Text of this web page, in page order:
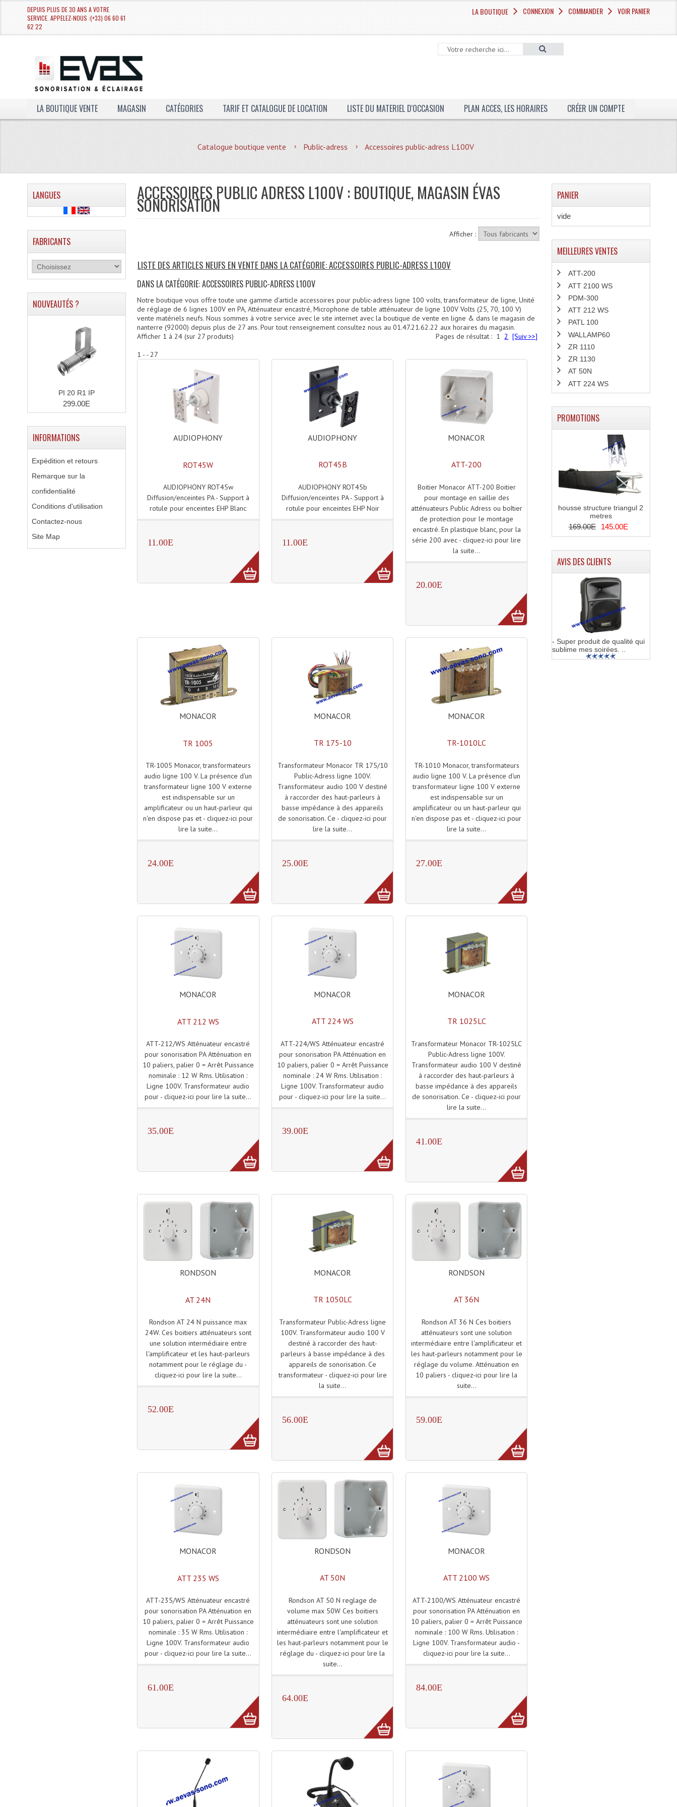
DEPUIS PLUS DE 30 ANS A VOTRE
SERVICE. APPELEZ-NOUS :(+33) 06 60 61
62 22
LA BOUTIQUE CONNEXION COMMANDER VOIR PANIER
LA BOUTIQUE VENTE MAGASIN CATÉGORIES TARIF ET CATALOGUE DE LOCATION LISTE DU MATERIEL D'OCCASION PLAN ACCES, LES HORAIRES CRÉER UN COMPTE
Catalogue boutique vente Public-adress Accessoires public-adress L100V
ACCESSOIRES PUBLIC ADRESS L100V : BOUTIQUE, MAGASIN ÉVAS
SONORISATION
Afficher :
LISTE DES ARTICLES NEUFS EN VENTE DANS LA CATÉGORIE: ACCESSOIRES PUBLIC-ADRESS L100V
DANS LA CATÉGORIE: ACCESSOIRES PUBLIC-ADRESS L100V
Notre boutique vous offre toute une gamme d'article accessoires pour public-adress ligne 100 volts, transformateur de ligne, Unité
de réglage de 6 lignes 100V en PA, Atténuateur encastré, Microphone de table atténuateur de ligne 100V Volts (25, 70, 100 V)
vente matériels neufs. Nous sommes à votre service avec le site internet avec la boutique de vente en ligne & dans le magasin de
nanterre (92000) depuis plus de 27 ans. Pour tout renseignement consultez nous au 01.47.21.62.22 aux horaires du magasin.
Pages de résultat : 1 2 [Suiv >>]
Afficher 1 à 24(sur 27produits)
1 - - 27
AUDIOPHONY
ROT45W
AUDIOPHONY ROT45w
Diffusion/enceintes PA - Support à
rotule pour enceintes EHP Blanc
11.00E
AUDIOPHONY
ROT45B
AUDIOPHONY ROT45b
Diffusion/enceintes PA - Support à
rotule pour enceintes EHP Noir
11.00E
MONACOR
ATT-200
Boitier Monacor ATT-200 Boitier
pour montage en saillie des
atténuateurs Public Adress ou boîtier
de protection pour le montage
encastré. En plastique blanc, pour la
série 200 avec - cliquez-ici pour lire
la suite...
20.00E
MONACOR
TR 1005
TR-1005 Monacor, transformateurs
audio ligne 100 V. La présence d'un
transformateur ligne 100 V externe
est indispensable sur un
amplificateur ou un haut-parleur qui
n'en dispose pas et - cliquez-ici pour
lire la suite...
24.00E
MONACOR
TR 175-10
Transformateur Monacor TR 175/10
Public-Adress ligne 100V.
Transformateur audio 100 V destiné
à raccorder des haut-parleurs à
basse impédance à des appareils
de sonorisation. Ce - cliquez-ici pour
lire la suite...
25.00E
MONACOR
TR-1010LC
TR-1010 Monacor, transformateurs
audio ligne 100 V. La présence d'un
transformateur ligne 100 V externe
est indispensable sur un
amplificateur ou un haut-parleur qui
n'en dispose pas et - cliquez-ici pour
lire la suite...
27.00E
MONACOR
ATT 212 WS
ATT-212/WS Atténuateur encastré
pour sonorisation PA Atténuation en
10 paliers, palier 0 = Arrêt Puissance
nominale : 12 W Rms. Utilisation :
Ligne 100V. Transformateur audio
pour - cliquez-ici pour lire la suite...
35.00E
MONACOR
ATT 224 WS
ATT-224/WS Atténuateur encastré
pour sonorisation PA Atténuation en
10 paliers, palier 0 = Arrêt Puissance
nominale : 24 W Rms. Utilisation :
Ligne 100V. Transformateur audio
pour - cliquez-ici pour lire la suite...
39.00E
MONACOR
TR 1025LC
Transformateur Monacor TR-1025LC
Public-Adress ligne 100V.
Transformateur audio 100 V destiné
à raccorder des haut-parleurs à
basse impédance à des appareils
de sonorisation. Ce - cliquez-ici pour
lire la suite...
41.00E
RONDSON
AT 24N
Rondson AT 24 N puissance max
24W. Ces boitiers atténuateurs sont
une solution intermédiaire entre
l'amplificateur et les haut-parleurs
notamment pour le réglage du -
cliquez-ici pour lire la suite...
52.00E
MONACOR
TR 1050LC
Transformateur Public-Adress ligne
100V. Transformateur audio 100 V
destiné à raccorder des haut-
parleurs à basse impédance à des
appareils de sonorisation. Ce
transformateur - cliquez-ici pour lire
la suite...
56.00E
RONDSON
AT 36N
Rondson AT 36 N Ces boitiers
atténuateurs sont une solution
intermédiaire entre l'amplificateur et
les haut-parleurs notamment pour le
réglage du volume. Atténuation en
10 paliers - cliquez-ici pour lire la
suite...
59.00E
MONACOR
ATT 235 WS
ATT-235/WS Atténuateur encastré
pour sonorisation PA Atténuation en
10 paliers, palier 0 = Arrêt Puissance
nominale : 35 W Rms. Utilisation :
Ligne 100V. Transformateur audio
pour - cliquez-ici pour lire la suite...
61.00E
RONDSON
AT 50N
Rondson AT 50 N reglage de
volume max 50W Ces boitiers
atténuateurs sont une solution
intermédiaire entre l'amplificateur et
les haut-parleurs notamment pour le
réglage du - cliquez-ici pour lire la
suite...
64.00E
MONACOR
ATT 2100 WS
ATT-2100/WS Atténuateur encastré
pour sonorisation PA Atténuation en
10 paliers, palier 0 = Arrêt Puissance
nominale : 100 W Rms. Utilisation :
Ligne 100V. Transformateur audio -
cliquez-ici pour lire la suite...
84.00E
LANGUES
FABRICANTS
NOUVEAUTÉS ?
PI 20 R1 IP
299.00E
INFORMATIONS
Expédition et retours
Remarque sur la
confidentialité
Conditions d'utilisation
Contactez-nous
Site Map
PANIER
vide
MEILLEURES VENTES
ATT-200
ATT 2100 WS
PDM-300
ATT 212 WS
PATL 100
WALLAMP60
ZR 1110
ZR 1130
AT 50N
ATT 224 WS
PROMOTIONS
housse structure triangul 2
metres
169.00E 145.00E
AVIS DES CLIENTS
- Super produit de qualité qui
sublime mes soirées. ..